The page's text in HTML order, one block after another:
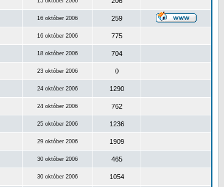
16 október 2006 259
16 október 2006 775
18 október 2006 704
23 október 2006 0
24 október 2006 1290
24 október 2006 762
25 október 2006 1236
29 október 2006 1909
30 október 2006 465
30 október 2006 1054